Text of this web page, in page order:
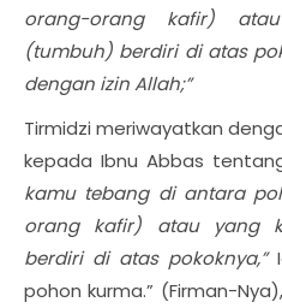
orang-orang kafir)
(tumbuh) berdiri di atas
dengan izin Allah;”
Tirmidzi meriwayatkan
kepada Ibnu Abbas
kamu tebang di antara
orang kafir) atau yang
berdiri di atas pokoknya,”
pohon kurma.” (Firman-Nya),